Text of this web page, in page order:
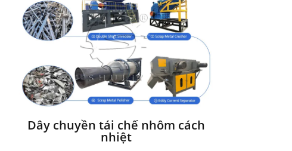
Dây chuyền tái chế nhôm cách
nhiệt